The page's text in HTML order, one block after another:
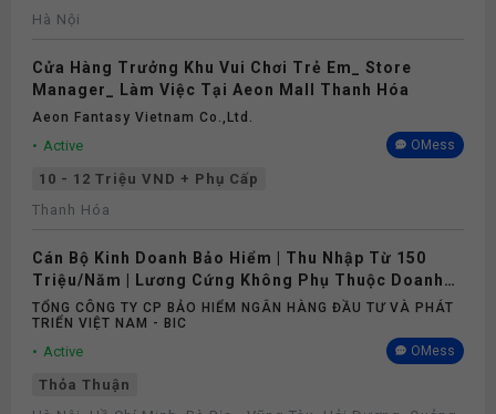
Hà Nội
Cửa Hàng Trưởng Khu Vui Chơi Trẻ Em_ Store
Manager_ Làm Việc Tại Aeon Mall Thanh Hóa
Aeon Fantasy Vietnam Co.,ltd.
Active OMess
10 - 12 Triệu VND + Phụ Cấp
Thanh Hóa
Cán Bộ Kinh Doanh Bảo Hiểm | Thu Nhập Từ 150
Triệu/Năm | Lương Cứng Không Phụ Thuộc Doanh
Số
TỔNG CÔNG TY CP BẢO HIỂM NGÂN HÀNG ĐẦU TƯ VÀ PHÁT
TRIỂN VIỆT NAM - BIC
Active OMess
Thỏa Thuận